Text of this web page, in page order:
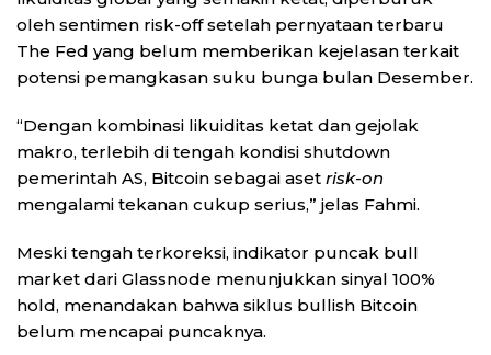
oleh sentimen risk-off setelah pernyataan terbaru
The Fed yang belum memberikan kejelasan terkait
potensi pemangkasan suku bunga bulan Desember.
“Dengan kombinasi likuiditas ketat dan gejolak
makro, terlebih di tengah kondisi shutdown
pemerintah AS, Bitcoin sebagai aset risk-on
mengalami tekanan cukup serius,” jelas Fahmi.
Meski tengah terkoreksi, indikator puncak bull
market dari Glassnode menunjukkan sinyal 100%
hold, menandakan bahwa siklus bullish Bitcoin
belum mencapai puncaknya.